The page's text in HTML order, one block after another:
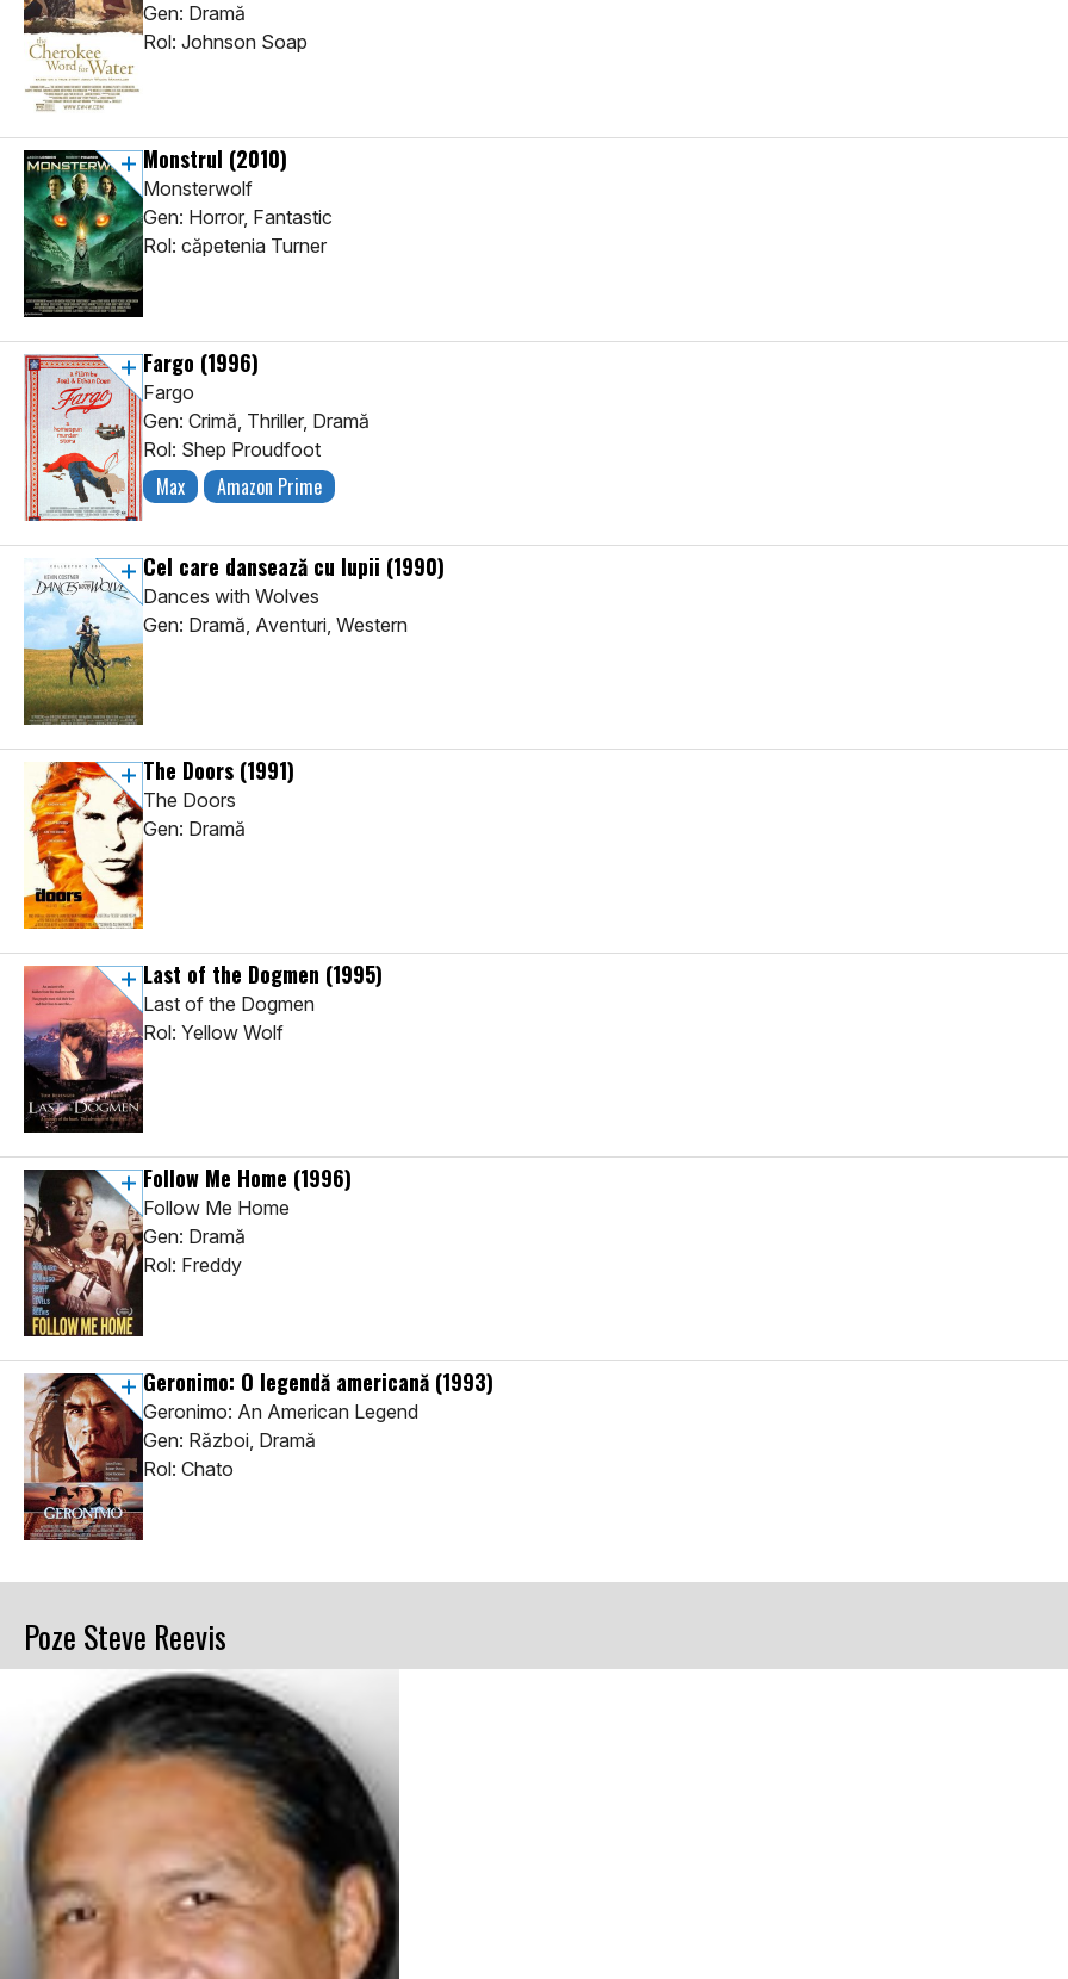
Gen: Dramă
Rol: Johnson Soap
Monstrul (2010)
Monsterwolf
Gen: Horror, Fantastic
Rol: căpetenia Turner
Fargo (1996)
Fargo
Gen: Crimă, Thriller, Dramă
Rol: Shep Proudfoot
Max Amazon Prime
Cel care dansează cu lupii (1990)
Dances with Wolves
Gen: Dramă, Aventuri, Western
The Doors (1991)
The Doors
Gen: Dramă
Last of the Dogmen (1995)
Last of the Dogmen
Rol: Yellow Wolf
Follow Me Home (1996)
Follow Me Home
Gen: Dramă
Rol: Freddy
Geronimo: O legendă americană (1993)
Geronimo: An American Legend
Gen: Război, Dramă
Rol: Chato
Poze Steve Reevis